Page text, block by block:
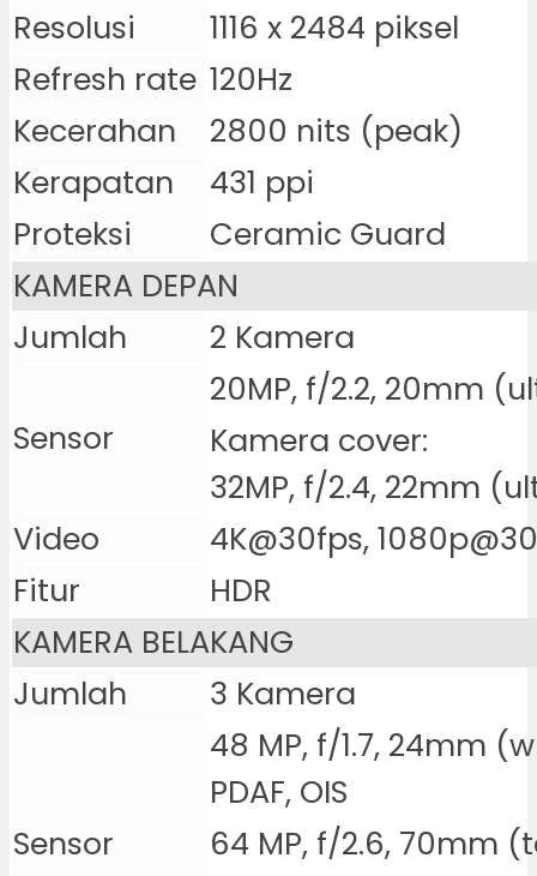
Resolusi
1116 x 2484 piksel
Refresh rate 120Hz
Kecerahan
2800 nits (peak)
Kerapatan
431 ppi
Proteksi
Ceramic Guard
KAMERA DEPAN
Jumlah
2 Kamera
Sensor
20MP, f/2.2, 20mm
Kamera cover:
32MP, f/2.4, 22mm
Video
4K@30fps,
Fitur
HDR
KAMERA BELAKANG
Jumlah
3 Kamera
Sensor
48 MP, f/1.7, 24mm
PDAF, OIS
64 MP, f/2.6, 70mm